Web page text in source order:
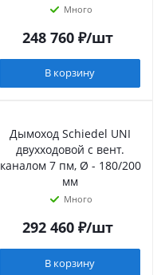
Много
248 760₽/шт
В корзину
Дымоход Schiedel UNI
двухходовой с вент.
каналом 7 пм, Ø - 180/200
мм
Много
292 460₽/шт
В корзину